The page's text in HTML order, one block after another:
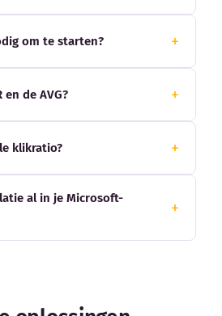
om te starten?
de AVG?
klikratio?
al in je Microsoft-